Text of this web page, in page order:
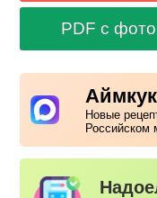
PDF с фото
Новые
Российском